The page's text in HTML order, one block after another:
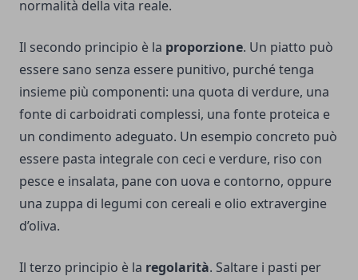
normalità della vita reale.
Il secondo principio è la proporzione. Un piatto può
essere sano senza essere punitivo, purché tenga
insieme più componenti: una quota di verdure, una
fonte di carboidrati complessi, una fonte proteica e
un condimento adeguato. Un esempio concreto può
essere pasta integrale con ceci e verdure, riso con
pesce e insalata, pane con uova e contorno, oppure
una zuppa di legumi con cereali e olio extravergine
d’oliva.
Il terzo principio è la regolarità. Saltare i pasti per